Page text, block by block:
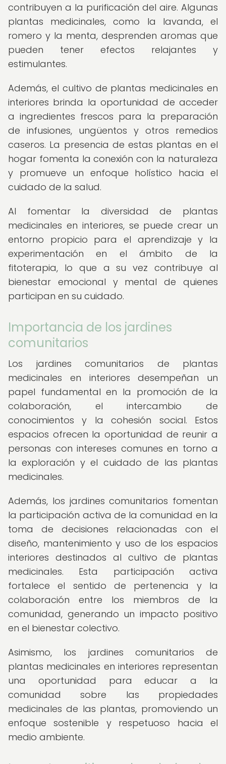
contribuyen a la purificación del aire. Algunas
plantas medicinales, como la lavanda, el
romero y la menta, desprenden aromas que
pueden tener efectos relajantes y
estimulantes.
Además, el cultivo de plantas medicinales en
interiores brinda la oportunidad de acceder
a ingredientes frescos para la preparación
de infusiones, ungüentos y otros remedios
caseros. La presencia de estas plantas en el
hogar fomenta la conexión con la naturaleza
y promueve un enfoque holístico hacia el
cuidado de la salud.
Al fomentar la diversidad de plantas
medicinales en interiores, se puede crear un
entorno propicio para el aprendizaje y la
experimentación en el ámbito de la
fitoterapia, lo que a su vez contribuye al
bienestar emocional y mental de quienes
participan en su cuidado.
Importancia de los jardines
comunitarios
Los jardines comunitarios de plantas
medicinales en interiores desempeñan un
papel fundamental en la promoción de la
colaboración, el intercambio de
conocimientos y la cohesión social. Estos
espacios ofrecen la oportunidad de reunir a
personas con intereses comunes en torno a
la exploración y el cuidado de las plantas
medicinales.
Además, los jardines comunitarios fomentan
la participación activa de la comunidad en la
toma de decisiones relacionadas con el
diseño, mantenimiento y uso de los espacios
interiores destinados al cultivo de plantas
medicinales. Esta participación activa
fortalece el sentido de pertenencia y la
colaboración entre los miembros de la
comunidad, generando un impacto positivo
en el bienestar colectivo.
Asimismo, los jardines comunitarios de
plantas medicinales en interiores representan
una oportunidad para educar a la
comunidad sobre las propiedades
medicinales de las plantas, promoviendo un
enfoque sostenible y respetuoso hacia el
medio ambiente.